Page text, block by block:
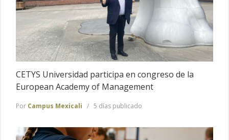
CETYS Universidad participa en congreso de la
European Academy of Management
Por Campus Mexicali 5 días publicado